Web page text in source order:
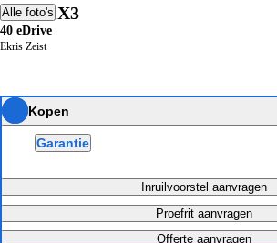
Alle foto's
BMW iX3
40 eDrive
Ekris Zeist
Kopen
Garantie
Inruilvoorstel aanvragen
Proefrit aanvragen
Offerte aanvragen